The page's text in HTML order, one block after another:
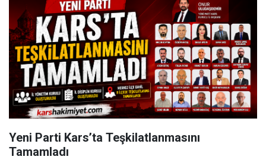
Yeni Parti Kars’ta Teşkilatlanmasını
Tamamladı